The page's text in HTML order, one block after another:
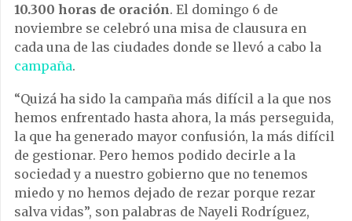
10.300 horas de oración. El domingo 6 de
noviembre se celebró una misa de clausura en
cada una de las ciudades donde se llevó a cabo la
campaña.
“Quizá ha sido la campaña más difícil a la que nos
hemos enfrentado hasta ahora, la más perseguida,
la que ha generado mayor confusión, la más difícil
de gestionar. Pero hemos podido decirle a la
sociedad y a nuestro gobierno que no tenemos
miedo y no hemos dejado de rezar porque rezar
salva vidas”, son palabras de Nayeli Rodríguez,